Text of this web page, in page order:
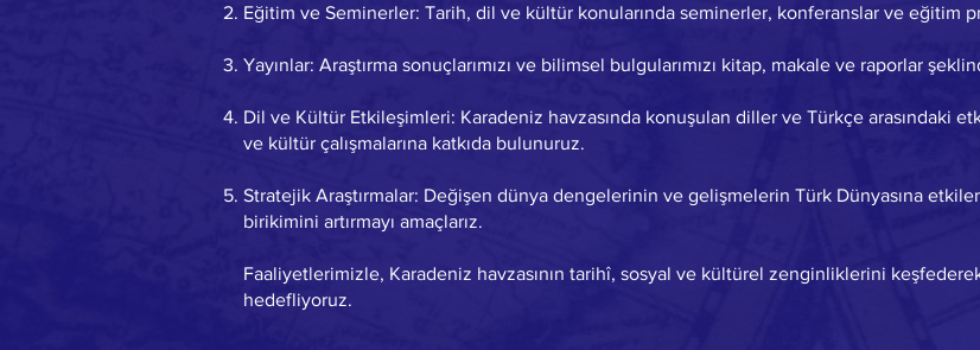
Eğitim ve Seminerler: Tarih, dil ve kültür konularında seminerler, konferanslar ve eğitim
Yayınlar: Araştırma sonuçlarımızı ve bilimsel bulgularımızı kitap, makale ve raporlar
Dil ve Kültür Etkileşimleri: Karadeniz havzasında konuşulan diller ve Türkçe arasındaki
ve kültür çalışmalarına katkıda bulunuruz.
Stratejik Araştırmalar: Değişen dünya dengelerinin ve gelişmelerin Türk Dünyasına
birikimini artırmayı amaçlarız.
Faaliyetlerimizle, Karadeniz havzasının tarihî, sosyal ve kültürel zenginliklerini
hedefliyoruz.